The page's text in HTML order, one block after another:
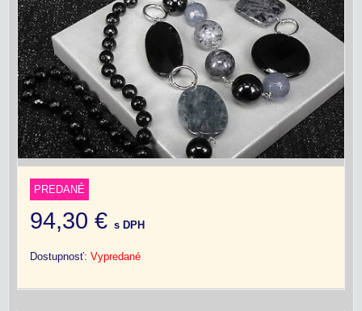
PREDANÉ
94,30 € s DPH
Dostupnosť: Vypredané